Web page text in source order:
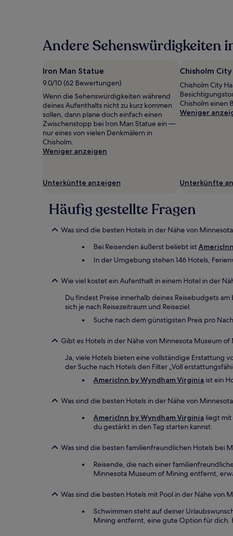
den
letzten
für
Aufenthalt
mit
1 Übernachtung
von
2 Erwachsenen
gefunden
wurde.
Preise
können
sich
Es
können
Bedingungen
Andere Sehenswürdigkeiten
Iron Man Statue
9.0/10 (62 Bewertungen)
Wenn die Sehenswürdigkeiten während
deines Aufenthalts nicht zu kurz kommen
sollen, dann plane doch einfach einen
Zwischenstopp bei Iron Man Statue ein —
nur eines von vielen Denkmälern in
Chisholm.
Weniger anzeigen
Unterkünfte anzeigen
Chisholm
Chisholm City
Chisholm einen
Weniger
Unterkünfte
Häufig gestellte Fragen
Was sind die besten Hotels in der Nähe von
Bei Reisenden äußerst beliebt ist
In der Umgebung stehen 146 Hotels,
Wie viel kostet ein Aufenthalt in einem Hotel in der
Du findest Preise innerhalb deines Reisebudgets
sich je nach Reisezeitraum und Reiseziel.
Suche nach dem günstigsten Preis pro
Gibt es Hotels in der Nähe von Minnesota Museum
Ja, viele Hotels bieten eine vollständige Erstattung
der Suche nach Hotels den Filter „Voll
AmericInn by Wyndham Virginia ist ein
Was sind die besten Hotels in der Nähe von
AmericInn by Wyndham Virginia liegt
du gestärkt in den Tag starten kannst.
Was sind die besten familienfreundlichen Hotels bei
Reisende, die nach einer
Minnesota Museum of Mining entfernt,
Was sind die besten Hotels mit Pool in der Nähe von
Schwimmen steht auf deiner
Mining entfernt, eine gute Option für dich.